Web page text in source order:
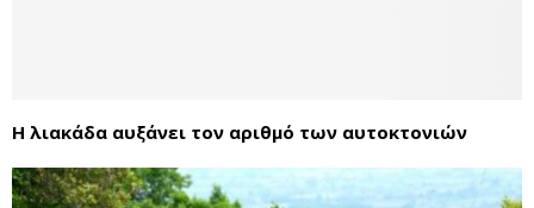
Η λιακάδα αυξάνει τον αριθμό των αυτοκτονιών